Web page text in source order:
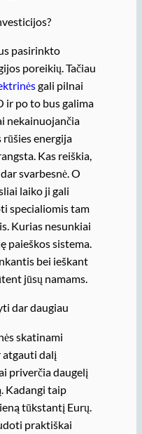
pasirinkto
poreikių. Tačiau
gali pilnai
ir po to bus galima
nekainuojančia
rūšies energija
Kas reiškia,
svarbesnė. O
laiko ji gali
specialiomis tam
Kurias nesunkiai
paieškos sistema.
bei ieškant
jūsų namams.
dar daugiau
skatinami
dalį
priverčia daugelį
Kadangi taip
tūkstantį Eurų.
praktiškai